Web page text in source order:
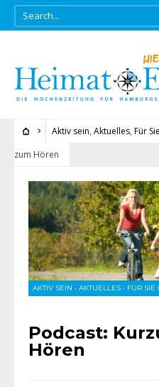
Aktiv sein, Aktuelles, Für
zum Hören
AKTIV SEIN • AKTUELLES • FÜR SIE
Podcast:
Hören